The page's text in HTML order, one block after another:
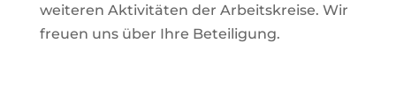
weiteren Aktivitäten der Arbeitskreise. Wir
freuen uns über Ihre Beteiligung.